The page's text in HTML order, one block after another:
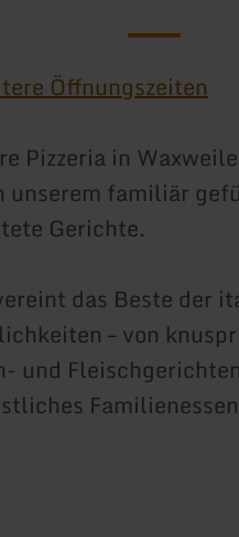
Öffnungszeiten
Pizzeria in
familiär
Gerichte.
das Beste der
– von
und